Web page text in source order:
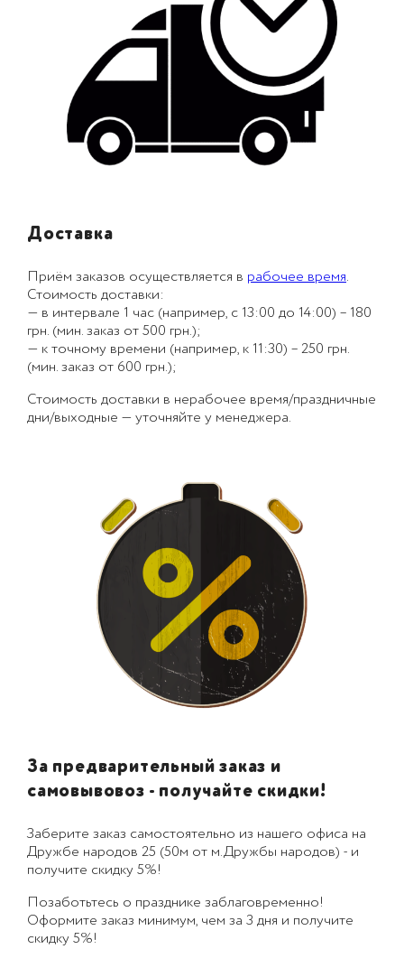
Доставка
Приём заказов осуществляется в рабочее время.
Стоимость доставки:
— в интервале 1 час (например, с 13:00 до 14:00) – 180
грн. (мин. заказ от 500 грн.);
— к точному времени (например, к 11:30) – 250 грн.
(мин. заказ от 600 грн.);
Стоимость доставки в нерабочее время/праздничные
дни/выходные — уточняйте у менеджера.
За предварительный заказ и
самовывовоз - получайте скидки!
Заберите заказ самостоятельно из нашего офиса на
Дружбе народов 25 (50м от м.Дружбы народов) - и
получите скидку 5%!
Позаботьтесь о празднике заблаговременно!
Оформите заказ минимум, чем за 3 дня и получите
скидку 5%!